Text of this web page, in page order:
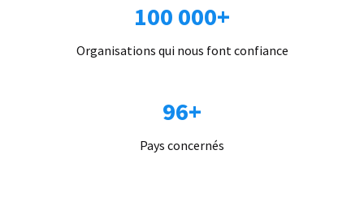
100 000+
Organisations qui nous font confiance
96+
Pays concernés